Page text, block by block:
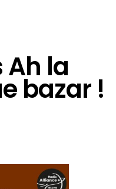
Ah la
bazar !